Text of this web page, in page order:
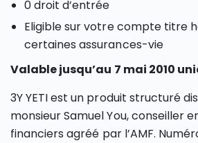
0 droit d’entrée
Eligible sur votre compte titre
certaines assurances-vie
Valable jusqu’au 7 mai 2010
3Y YETI est un produit structuré
monsieur Samuel You, conseiller
financiers agréé par l’AMF.